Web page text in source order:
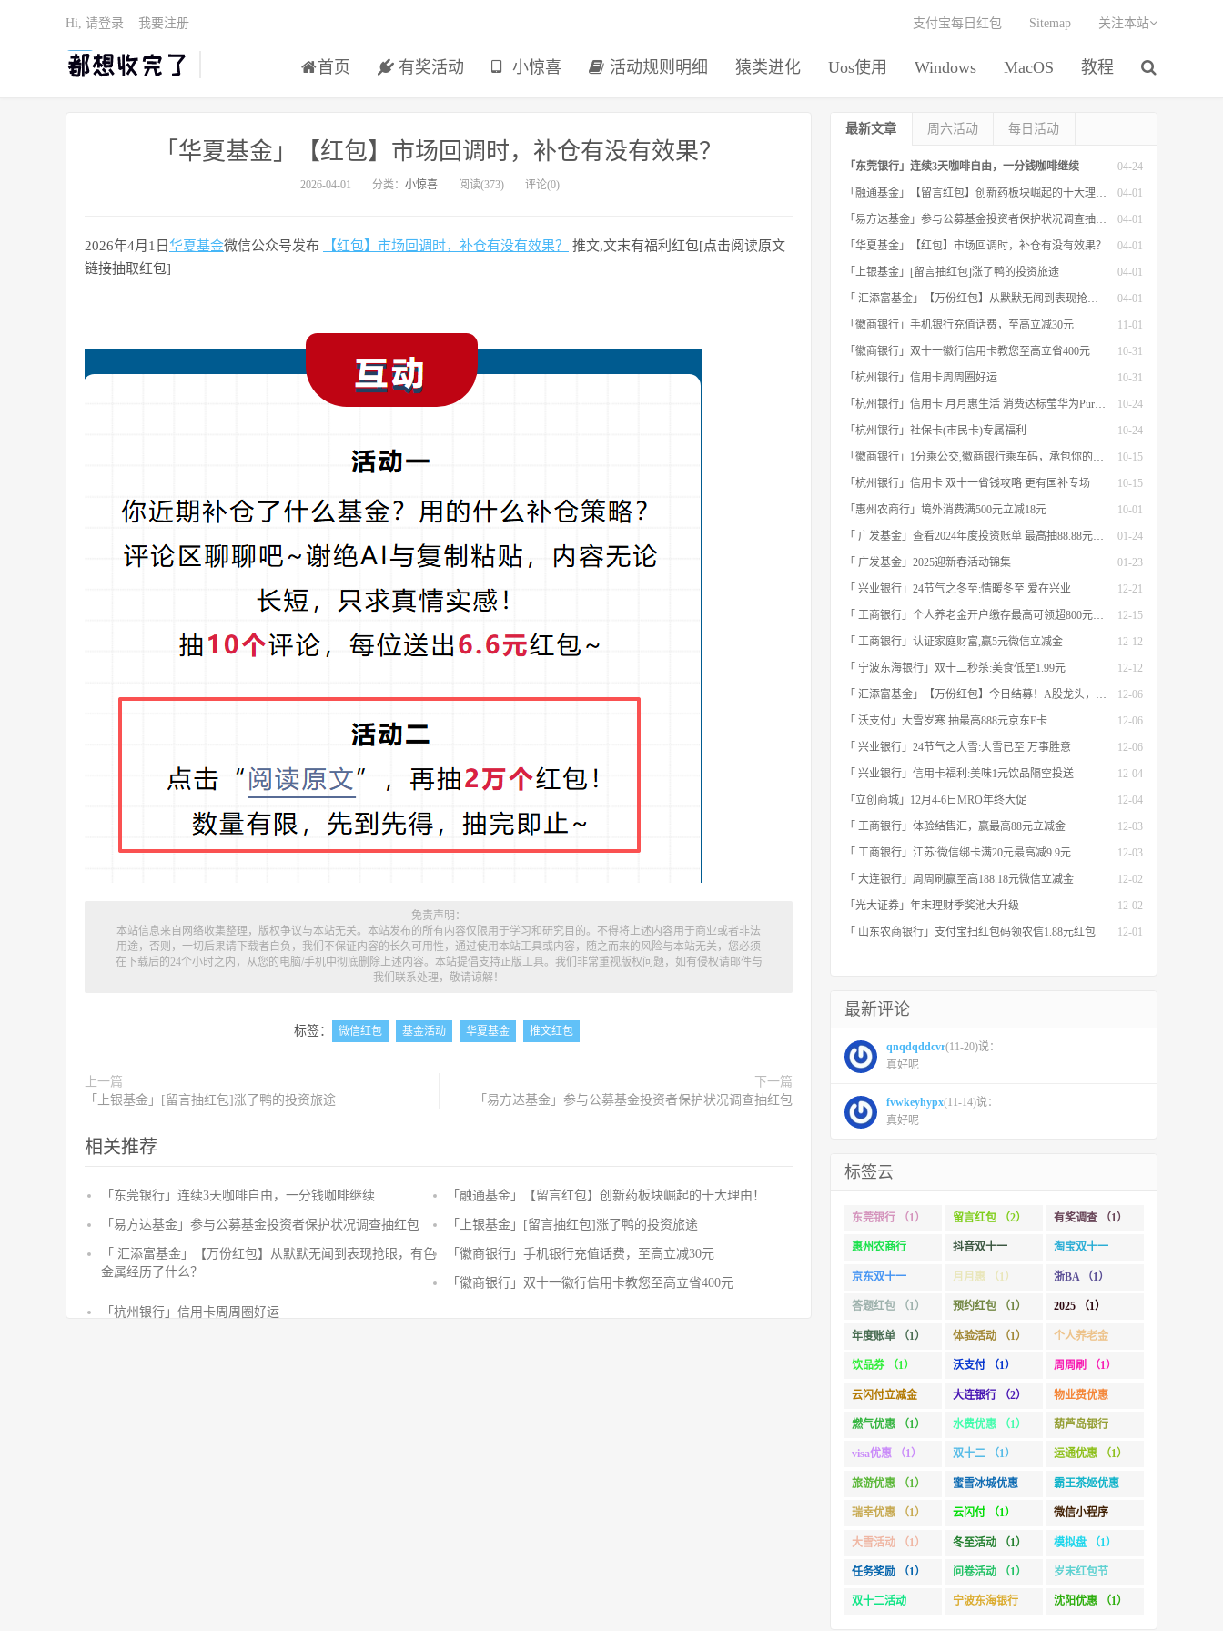
首页 有奖活动 小惊喜 活动规则明细 猿类进化 Uos使用 Windows MacOS 教程
支付宝每日红包 Sitemap 关注本站
Hi, 请登录 我要注册
「华夏基金」【红包】市场回调时，补仓有没有效果？
2026-04-01 分类： 小惊喜 阅读(373) 评论(0)
2026年4月1日华夏基金微信公众号发布 【红包】市场回调时，补仓有没有效果？
推文,文末有福利红包[点击阅读原文
链接抽取红包]
免责声明：
本站信息来自网络收集整理，版权争议与本站无关。本站发布的所有内容仅限用于学习和研究目的。不得将上述内容用于商业或者非法
用途，否则，一切后果请下载者自负，我们不保证内容的长久可用性，通过使用本站工具或内容，随之而来的风险与本站无关，您必须
在下载后的24个小时之内，从您的电脑/手机中彻底删除上述内容。本站提倡支持正版工具。我们非常重视版权问题，如有侵权请邮件与
我们联系处理，敬请谅解！
标签： 微信红包 基金活动 华夏基金 推文红包
上一篇
「上银基金」[留言抽红包]​涨了鸭的投资旅途
下一篇
「易方达基金」参与公募基金投资者保护状况调查抽红包
相关推荐
「东莞银行」连续3天咖啡自由，一分钱咖啡继续 「融通基金」【留言红包】创新药板块崛起的十大理由！
「易方达基金」参与公募基金投资者保护状况调查抽红包 「上银基金」[留言抽红包]​涨了鸭的投资旅途
「 汇添富基金」【万份红包】从默默无闻到表现抢眼，有色
金属经历了什么？
「徽商银行」手机银行充值话费，至高立减30元
「徽商银行」双十一徽行信用卡教您至高立省400元
「杭州银行」信用卡周周圈好运
最新文章 周六活动 每日活动
04-24
「东莞银行」连续3天咖啡自由，一分钱咖啡继续
04-01
「融通基金」【留言红包】创新药板块崛起的十大理由！
04-01
「易方达基金」参与公募基金投资者保护状况调查抽红包
04-01
「华夏基金」【红包】市场回调时，补仓有没有效果？
04-01
「上银基金」[留言抽红包]​涨了鸭的投资旅途
04-01
「 汇添富基金」【万份红包】从默默无闻到表现抢眼，有色金属经历了什么？
11-01
「徽商银行」手机银行充值话费，至高立减30元
10-31
「徽商银行」双十一徽行信用卡教您至高立省400元
10-31
「杭州银行」信用卡周周圈好运
10-24
「杭州银行」信用卡 月月惠生活 消费达标莹华为PuraX MateBook14等好礼
10-24
「杭州银行」社保卡(市民卡)专属福利
10-15
「徽商银行」1分乘公交,徽商银行乘车码，承包你的秋日趣味出行[限合肥]
10-15
「杭州银行」信用卡 双十一省钱攻略 更有国补专场
10-01
「惠州农商行」境外消费满500元立减18元
01-24
「 广发基金」查看2024年度投资账单 最高抽88.88元红包
01-23
「 广发基金」2025迎新春活动锦集
12-21
「 兴业银行」24节气之冬至:情暖冬至 爱在兴业
12-15
「 工商银行」个人养老金开户缴存最高可领超800元立减金
12-12
「 工商银行」认证家庭财富,赢5元微信立减金
12-12
「 宁波东海银行」双十二秒杀:美食低至1.99元
12-06
「 汇添富基金」【万份红包】今日结募！A股龙头，尽入此基矣
12-06
「 沃支付」大雪岁寒 抽最高888元京东E卡
12-06
「 兴业银行」24节气之大雪:大雪已至 万事胜意
12-04
「 兴业银行」信用卡福利:美味1元饮品隔空投送
12-04
「立创商城」12月4-6日MRO年终大促
12-03
「 工商银行」体验结售汇，赢最高88元立减金
12-03
「 工商银行」江苏:微信绑卡满20元最高减9.9元
12-02
「 大连银行」周周刷赢至高188.18元微信立减金
12-02
「光大证券」年末理财季奖池大升级
12-01
「 山东农商银行」支付宝扫红包码领农信1.88元红包
最新评论
qnqdqddcvr(11-20)说：
真好呢
fvwkeyhypx(11-14)说：
真好呢
标签云
东莞银行 （1） 留言红包 （2） 有奖调查 （1）
惠州农商行
（1）
抖音双十一
（1）
淘宝双十一
（2）
京东双十一
（1）
月月惠 （1） 浙BA （1）
答题红包 （1） 预约红包 （1） 2025 （1）
年度账单 （1） 体验活动 （1） 个人养老金
（1）
饮品券 （1） 沃支付 （1） 周周刷 （1）
云闪付立减金
（1）
大连银行 （2） 物业费优惠
（1）
燃气优惠 （1） 水费优惠 （1） 葫芦岛银行
（1）
visa优惠 （1） 双十二 （1） 运通优惠 （1）
旅游优惠 （1） 蜜雪冰城优惠
（1）
霸王茶姬优惠
（1）
瑞幸优惠 （1） 云闪付 （1） 微信小程序
（1）
大雪活动 （1） 冬至活动 （1） 模拟盘 （1）
任务奖励 （1） 问卷活动 （1） 岁末红包节
（1）
双十二活动 宁波东海银行 沈阳优惠 （1）